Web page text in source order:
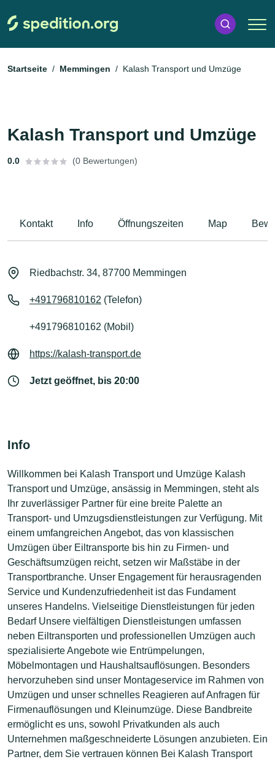
Startseite Memmingen Kalash Transport und Umzüge
Kalash Transport und Umzüge
0.0 (0 Bewertungen)
Kontakt Info Öffnungszeiten Map
Riedbachstr. 34, 87700 Memmingen
+491796810162 (Telefon)
+491796810162 (Mobil)
https://kalash-transport.de
Jetzt geöffnet, bis 20:00
Info
Willkommen bei Kalash Transport und Umzüge Kalash
Transport und Umzüge, ansässig in Memmingen, steht als
Ihr zuverlässiger Partner für eine breite Palette an
Transport- und Umzugsdienstleistungen zur Verfügung. Mit
einem umfangreichen Angebot, das von klassischen
Umzügen über Eiltransporte bis hin zu Firmen- und
Geschäftsumzügen reicht, setzen wir Maßstäbe in der
Transportbranche. Unser Engagement für herausragenden
Service und Kundenzufriedenheit ist das Fundament
unseres Handelns. Vielseitige Dienstleistungen für jeden
Bedarf Unsere vielfältigen Dienstleistungen umfassen
neben Eiltransporten und professionellen Umzügen auch
spezialisierte Angebote wie Entrümpelungen,
Möbelmontagen und Haushaltsauflösungen. Besonders
hervorzuheben sind unser Montageservice im Rahmen von
Umzügen und unser schnelles Reagieren auf Anfragen für
Firmenauflösungen und Kleinumzüge. Diese Bandbreite
ermöglicht es uns, sowohl Privatkunden als auch
Unternehmen maßgeschneiderte Lösungen anzubieten. Ein
Partner, dem Sie vertrauen können Bei Kalash Transport